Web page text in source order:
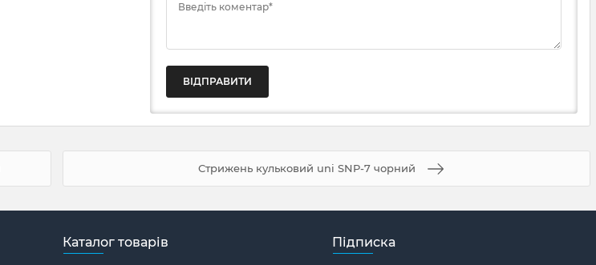
Введіть коментар*
Стрижень кульковий uni SNP-7 чорний
Каталог товарів Підписка